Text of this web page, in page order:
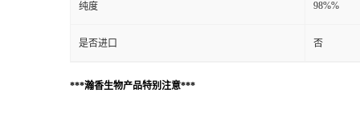
纯度 98%%
是否进口 否
***瀚香生物产品特别注意***